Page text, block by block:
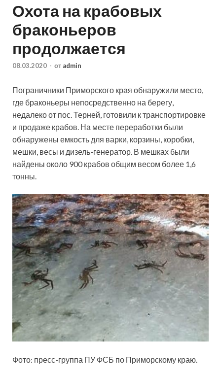
Охота на крабовых
браконьеров
продолжается
08.03.2020 - от admin
Пограничники Приморского края обнаружили место,
где браконьеры непосредственно на берегу,
недалеко от пос. Терней, готовили к транспортировке
и продаже крабов. На месте переработки были
обнаружены емкость для варки, корзины, коробки,
мешки, весы и дизель-генератор. В мешках были
найдены около 900 крабов общим весом более 1,6
тонны.
Фото: пресс-группа ПУ ФСБ по Приморскому краю.